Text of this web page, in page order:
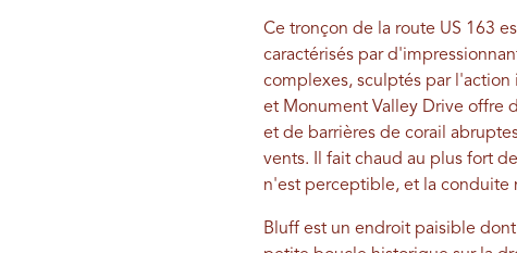
Ce tronçon de la route US 163
caractérisés par
complexes, sculptés par l'action
et Monument Valley Drive offre
et de barrières de corail
vents. Il fait chaud au plus fort
n'est perceptible, et la conduite
Bluff est un endroit paisible